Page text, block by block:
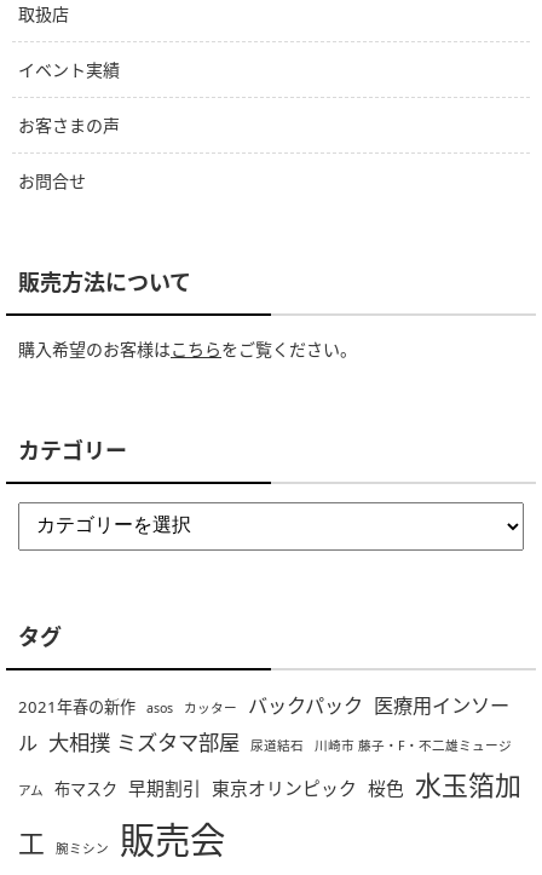
取扱店
イベント実績
お客さまの声
お問合せ
販売方法について
購入希望のお客様はこちらをご覧ください。
カテゴリー
タグ
2021年春の新作 asos カッター バックパック 医療用インソー
ル 大相撲 ミズタマ部屋 尿道結石 川崎市 藤子・F・不二雄ミュージ
アム 布マスク 早期割引 東京オリンピック 桜色 水玉箔加
工
腕ミシン 販売会